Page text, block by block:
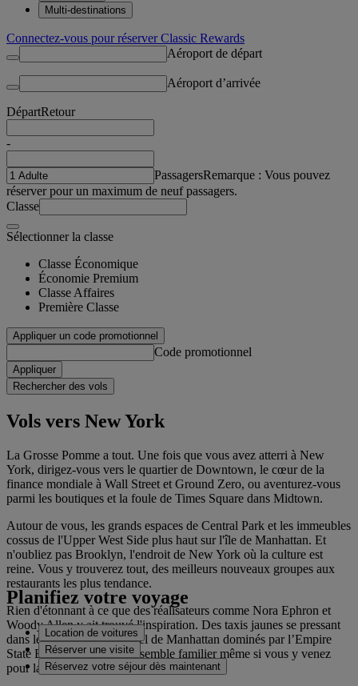
Multi-destinations
Connectez-vous pour réserver Classic Rewards
Aéroport de départ
Aéroport d’arrivée
DépartRetour
-
PassagersRemarque : Vous pouvez
réserver pour un maximum de neuf passagers.
Classe
Sélectionner la classe
Classe Économique
Économie Premium
Classe Affaires
Première Classe
Appliquer un code promotionnel
Code promotionnel
Appliquer
Rechercher des vols
Vols vers New York
La Grosse Pomme a tout. Une fois que vous avez atterri à New
York, dirigez-vous vers le quartier de Downtown, le cœur de la
finance mondiale à Wall Street et Ground Zero, ou aventurez-vous
parmi les boutiques et la foule de Times Square dans Midtown.
Autour de vous, les grands espaces de Central Park et les immeubles
cossus de l'Upper West Side plus haut sur l'île de Manhattan. Et
n'oubliez pas Brooklyn, l'endroit de New York où la culture est
reine. Vous y trouverez tout, des meilleurs nouveaux groupes aux
restaurants les plus tendance.
Rien d'étonnant à ce que des réalisateurs comme Nora Ephron et
Woody Allen y ait trouvé l'inspiration. Des taxis jaunes se pressant
dans les rues, aux gratte-ciel de Manhattan dominés par l’Empire
State Building, New York semble familier même si vous y venez
pour la première fois.
Planifiez votre voyage
Location de voitures
Réserver une visite
Réservez votre séjour dès maintenant